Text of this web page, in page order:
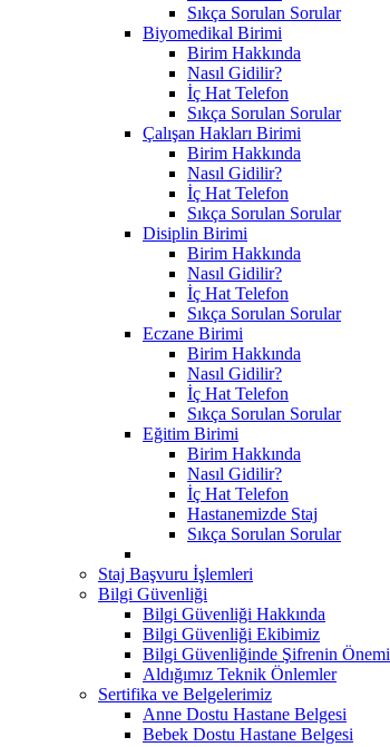
Sıkça Sorulan Sorular
Biyomedikal Birimi
Birim Hakkında
Nasıl Gidilir?
İç Hat Telefon
Sıkça Sorulan Sorular
Çalışan Hakları Birimi
Birim Hakkında
Nasıl Gidilir?
İç Hat Telefon
Sıkça Sorulan Sorular
Disiplin Birimi
Birim Hakkında
Nasıl Gidilir?
İç Hat Telefon
Sıkça Sorulan Sorular
Eczane Birimi
Birim Hakkında
Nasıl Gidilir?
İç Hat Telefon
Sıkça Sorulan Sorular
Eğitim Birimi
Birim Hakkında
Nasıl Gidilir?
İç Hat Telefon
Hastanemizde Staj
Sıkça Sorulan Sorular
Staj Başvuru İşlemleri
Bilgi Güvenliği
Bilgi Güvenliği Hakkında
Bilgi Güvenliği Ekibimiz
Bilgi Güvenliğinde Şifrenin Önemi
Aldığımız Teknik Önlemler
Sertifika ve Belgelerimiz
Anne Dostu Hastane Belgesi
Bebek Dostu Hastane Belgesi